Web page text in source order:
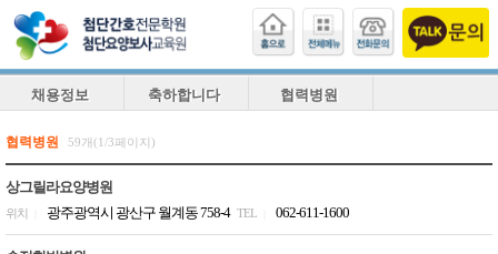
채용정보 축하합니다 협력병원
협력병원 59개(1/3페이지)
상그릴라요양병원
위치 광주광역시 광산구 월계동 758-4 TEL 062-611-1600